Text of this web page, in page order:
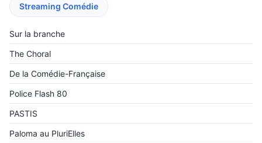
Streaming Comédie
Sur la branche
The Choral
De la Comédie-Française
Police Flash 80
PASTIS
Paloma au PluriElles